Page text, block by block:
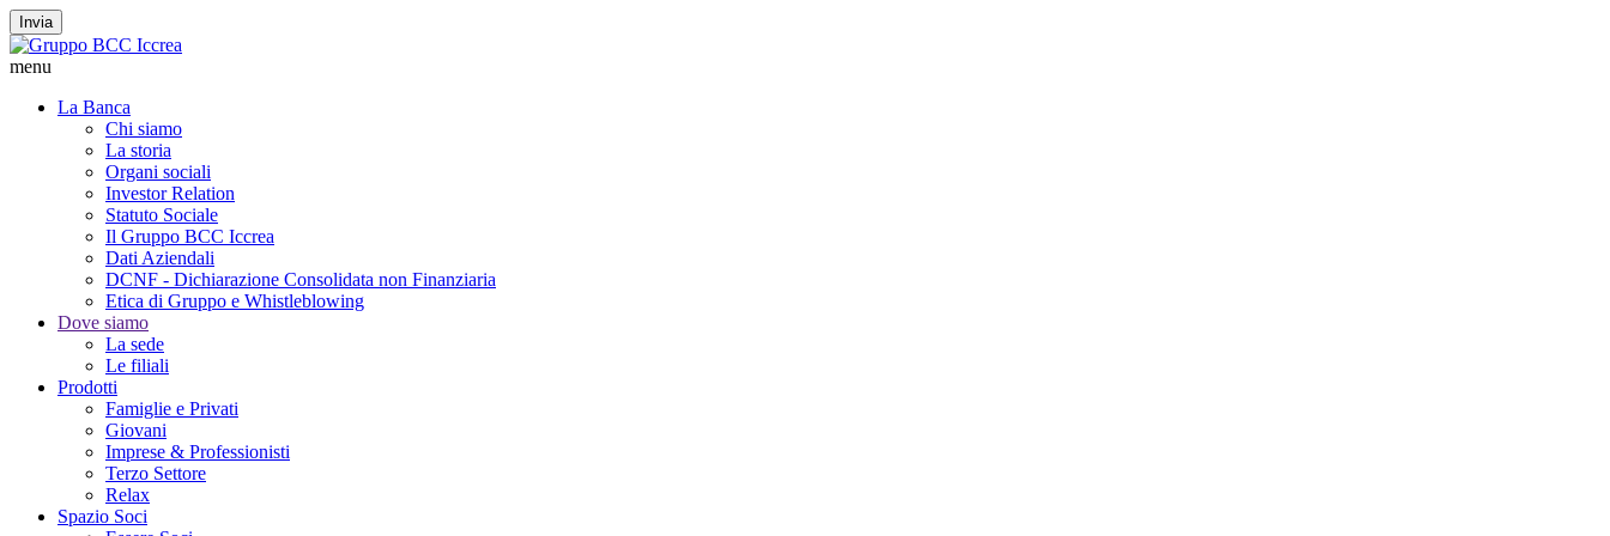
Invia
menu
La Banca
Chi siamo
La storia
Organi sociali
Investor Relation
Statuto Sociale
Il Gruppo BCC Iccrea
Dati Aziendali
DCNF - Dichiarazione Consolidata non Finanziaria
Etica di Gruppo e Whistleblowing
Dove siamo
La sede
Le filiali
Prodotti
Famiglie e Privati
Giovani
Imprese & Professionisti
Terzo Settore
Relax
Spazio Soci